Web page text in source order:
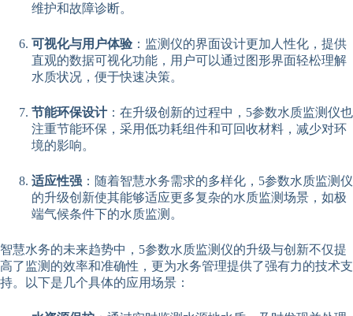
维护和故障诊断。
可视化与用户体验 ：监测仪的界面设计更加人性化，提供
直观的数据可视化功能，用户可以通过图形界面轻松理解
水质状况，便于快速决策。
节能环保设计：在升级创新的过程中，5参数水质监测仪也
注重节能环保，采用低功耗组件和可回收材料，减少对环
境的影响。
适应性强 ：随着智慧水务需求的多样化，5参数水质监测仪
的升级创新使其能够适应更多复杂的水质监测场景，如极
端气候条件下的水质监测。
智慧水务的未来趋势中，5参数水质监测仪的升级与创新不仅提
高了监测的效率和准确性，更为水务管理提供了强有力的技术支
持。以下是几个具体的应用场景：